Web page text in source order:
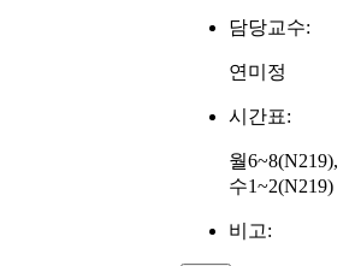
담당교수:
연미정
시간표:
월6~8(N219),
수1~2(N219)
비고: